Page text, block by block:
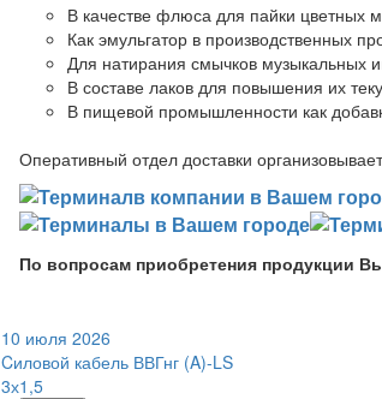
В качестве флюса для пайки цветных
Как эмульгатор в производственных
Для натирания смычков музыкальных
В составе лаков для повышения их
В пищевой промышленности как
Оперативный отдел доставки
По вопросам приобретения продукции
10 июля 2026
Cиловой кабель ВВГнг (A)-LS
3х1,5